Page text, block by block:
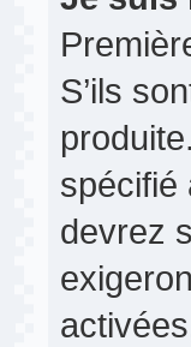
S’ils
spécifié
devrez